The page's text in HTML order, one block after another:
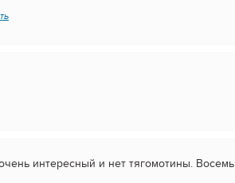
интересный и нет тягомотины. Восемь